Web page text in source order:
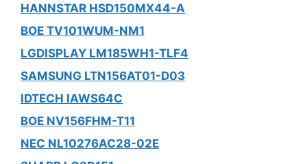
HANNSTAR HSD150MX44-A
BOE TV101WUM-NM1
LGDISPLAY LM185WH1-TLF4
SAMSUNG LTN156AT01-D03
IDTECH IAWS64C
BOE NV156FHM-T11
NEC NL10276AC28-02E